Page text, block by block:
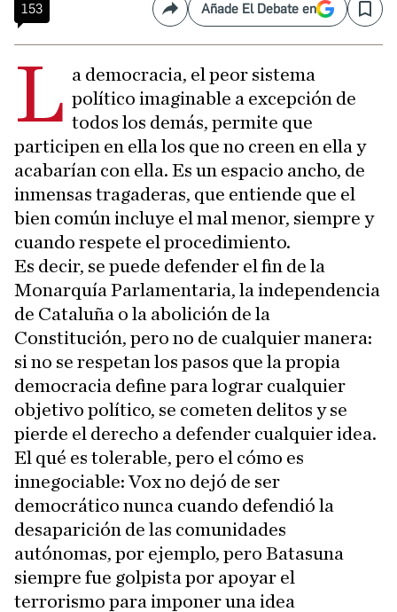
153 CompartirAñade El Debate en Save
L a democracia, el peor sistema
político imaginable a excepción de
todos los demás, permite que
participen en ella los que no creen en ella y
acabarían con ella. Es un espacio ancho, de
inmensas tragaderas, que entiende que el
bien común incluye el mal menor, siempre y
cuando respete el procedimiento.
Es decir, se puede defender el fin de la
Monarquía Parlamentaria, la independencia
de Cataluña o la abolición de la
Constitución, pero no de cualquier manera:
si no se respetan los pasos que la propia
democracia define para lograr cualquier
objetivo político, se cometen delitos y se
pierde el derecho a defender cualquier idea.
El qué es tolerable, pero el cómo es
innegociable: Vox no dejó de ser
democrático nunca cuando defendió la
desaparición de las comunidades
autónomas, por ejemplo, pero Batasuna
siempre fue golpista por apoyar el
terrorismo para imponer una idea